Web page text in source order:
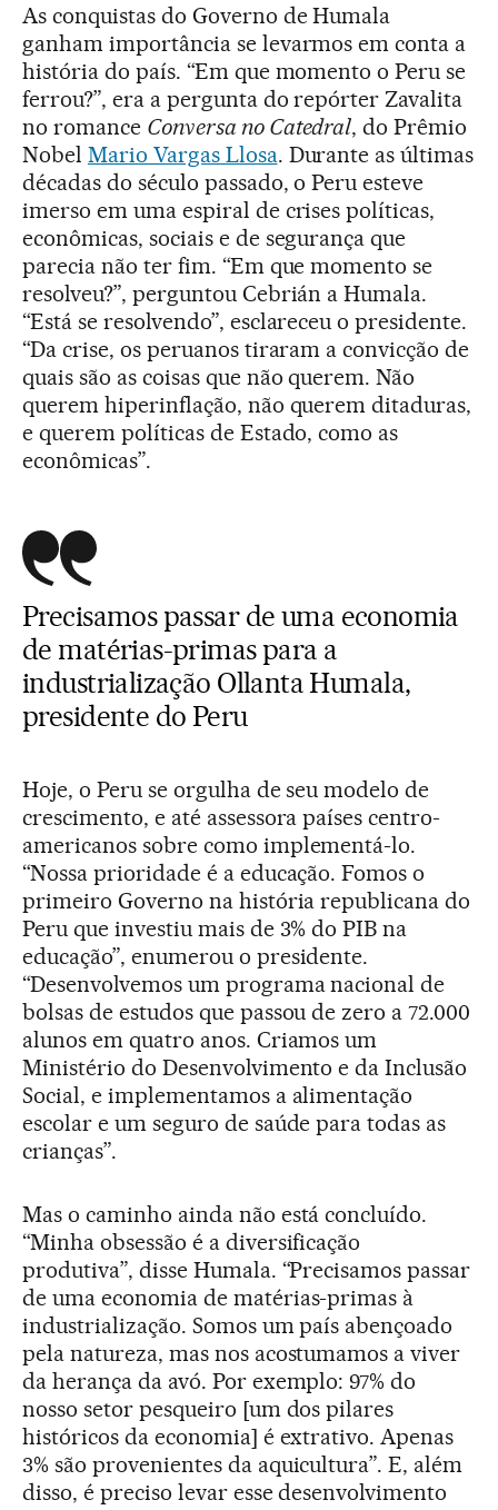
As conquistas do Governo de Humala
ganham importância se levarmos em conta a
história do país. “Em que momento o Peru se
ferrou?”, era a pergunta do repórter Zavalita
no romance Conversa no Catedral, do Prêmio
Nobel Mario Vargas Llosa. Durante as últimas
décadas do século passado, o Peru esteve
imerso em uma espiral de crises políticas,
econômicas, sociais e de segurança que
parecia não ter fim. “Em que momento se
resolveu?”, perguntou Cebrián a Humala.
“Está se resolvendo”, esclareceu o presidente.
“Da crise, os peruanos tiraram a convicção de
quais são as coisas que não querem. Não
querem hiperinflação, não querem ditaduras,
e querem políticas de Estado, como as
econômicas”.
Precisamos passar de uma economia
de matérias-primas para a
industrialização Ollanta Humala,
presidente do Peru
Hoje, o Peru se orgulha de seu modelo de
crescimento, e até assessora países centro-
americanos sobre como implementá-lo.
“Nossa prioridade é a educação. Fomos o
primeiro Governo na história republicana do
Peru que investiu mais de 3% do PIB na
educação”, enumerou o presidente.
“Desenvolvemos um programa nacional de
bolsas de estudos que passou de zero a 72.000
alunos em quatro anos. Criamos um
Ministério do Desenvolvimento e da Inclusão
Social, e implementamos a alimentação
escolar e um seguro de saúde para todas as
crianças”.
Mas o caminho ainda não está concluído.
“Minha obsessão é a diversificação
produtiva”, disse Humala. “Precisamos passar
de uma economia de matérias-primas à
industrialização. Somos um país abençoado
pela natureza, mas nos acostumamos a viver
da herança da avó. Por exemplo: 97% do
nosso setor pesqueiro [um dos pilares
históricos da economia] é extrativo. Apenas
3% são provenientes da aquicultura”. E, além
disso, é preciso levar esse desenvolvimento